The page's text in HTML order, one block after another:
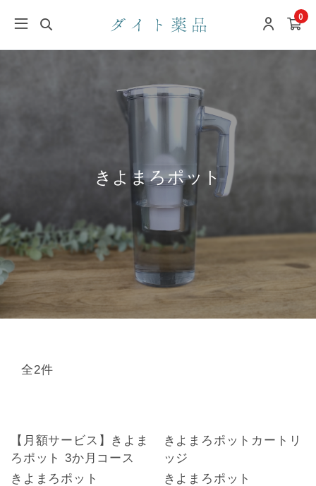
0
きよまろポット
全2件
【月額サービス】きよま
ろポット 3か月コース
きよまろポット
きよまろポットカートリ
ッジ
きよまろポット